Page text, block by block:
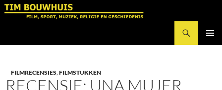
Ga
FILMRECENSIES,FILMSTUKKEN
RECENSIE: UNA MUJER